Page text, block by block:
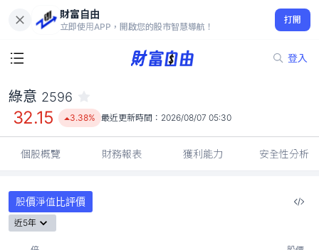
財富自由
立即使用APP，開啟您的股市智慧導航！
打開
登入
32.15
3.38%
綠意 2596
32.15 3.38% 最近更新時間： 2026/08/07 05:30
個股概覽 財務報表 獲利能力 安全性分析
股價淨值比評價
近5年